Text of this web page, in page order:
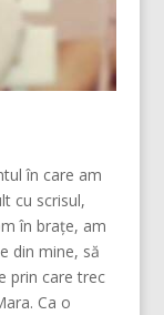
în care am
cu scrisul,
în brațe, am
din mine, să
prin care trec
Ca o